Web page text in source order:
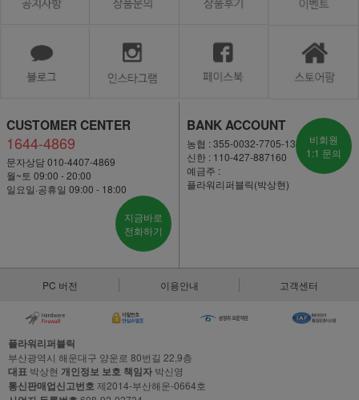
CUSTOMER CENTER
1644-4869
문자상담 010-4407-4869
월~토 09:00 - 20:00
일요일·공휴일 09:00 - 18:00
지금바로
전화하기
BANK ACCOUNT
농협 : 355-0032-7705-13
신한 : 110-427-887160
예금주 :
플라워리퍼블릭(박상현)
비회원
1:1 문의
PC 버전 이용안내 고객센터
플라워리퍼블릭
부산광역시 해운대구 양운로 80번길 22,9층
대표 박상현 개인정보 보호 책임자 박신영
통신판매업신고번호제2014-부산해운-0664호